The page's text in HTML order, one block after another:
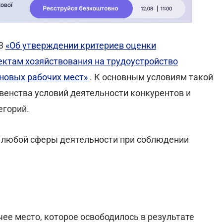
«Об утверждении критериев оценки
хозяйствования на трудоустройство
рабочих мест» . К основным условиям такой
условий деятельности конкурентов и
сферы деятельности при соблюдении
место, которое освободилось в результате